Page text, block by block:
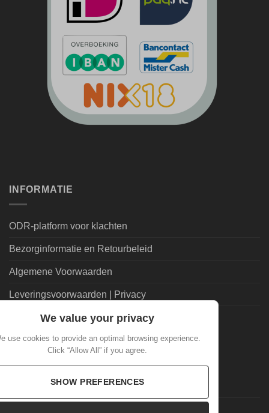
INFORMATIE
ODR-platform voor klachten
Bezorginformatie en Retourbeleid
Algemene Voorwaarden
Leveringsvoorwaarden | Privacy
Goedkoopdrank.nl Informatie
ALGEMEEN
Veelgestelde Vragen
We value your privacy
use cookies to provide an optimal browsing experience.
Click “Allow All” if you agree.
SHOW PREFERENCES